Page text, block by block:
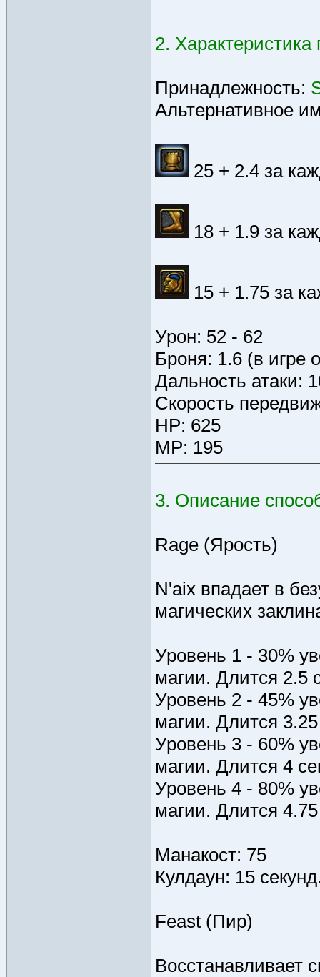
2. Характеристика
Принадлежность:
Альтернативное
25 + 2.4 за
18 + 1.9 за
15 + 1.75 за
Урон: 52 - 62
Броня: 1.6 (в игре
Дальность атаки:
Скорость
HP: 625
MP: 195
3. Описание
Rage (Ярость)
N'aix впадает в
магических
Уровень 1 - 30%
магии. Длится 2.5
Уровень 2 - 45%
магии. Длится
Уровень 3 - 60%
магии. Длится 4
Уровень 4 - 80%
магии. Длится
Манакост: 75
Кулдаун: 15
Feast (Пир)
Восстанавливает